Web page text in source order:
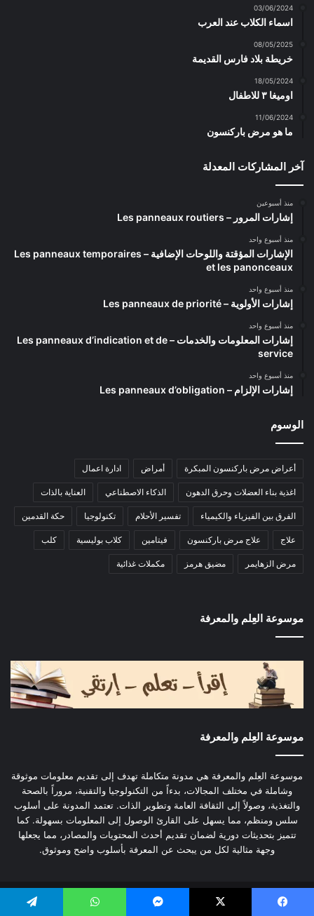
03/06/2024
اسماء الكلاب عند العرب
08/05/2025
خريطة بلاد فارس القديمة
18/05/2024
اوميغا ٣ للاطفال
11/06/2024
ما هو مرض باركنسون
آخر المشاركات المعدلة
منذ أسبوعين
إشارات المرور – Les panneaux routiers
منذ أسبوع واحد
الإشارات المؤقتة واللوحات الإضافية – Les panneaux temporaires
et les panonceaux
منذ أسبوع واحد
إشارات الأولوية – Les panneaux de priorité
منذ أسبوع واحد
إشارات المعلومات والخدمات – Les panneaux d’indication et de
service
منذ أسبوع واحد
إشارات الإلزام – Les panneaux d’obligation
الوسوم
أعراض مرض باركنسون المبكرة أمراض ادارة اعمال
اغذية بناء العضلات وحرق الدهون الذكاء الاصطناعي العناية بالذات
الفرق بين الفيزياء والكيمياء تفسير الأحلام تكنولوجيا حكة القدمين
علاج علاج مرض باركنسون فيتامين كلاب بوليسية كلب
مرض الزهايمر مضيق هرمز مكملات غذائية
موسوعة العِلم والمعرفة
موسوعة العِلم والمعرفة
موسوعة العِلم والمعرفة هي مدونة متكاملة تهدف إلى تقديم معلومات موثوقة
وشاملة في مختلف المجالات، بدءاً من التكنولوجيا والتقنية، مروراً بالصحة
والتغذية، وصولاً إلى الثقافة العامة وتطوير الذات. تعتمد المدونة على أسلوب
سلس ومنظم، مما يسهل على القارئ الوصول إلى المعلومات بسهولة. كما
تتميز بتحديثات دورية لضمان تقديم أحدث المحتويات والمصادر، مما يجعلها
وجهة مثالية لكل من يبحث عن المعرفة بأسلوب واضح وموثوق.
حقوق الطبع والنشر محفوظة لموقع العِلم والمعرفة